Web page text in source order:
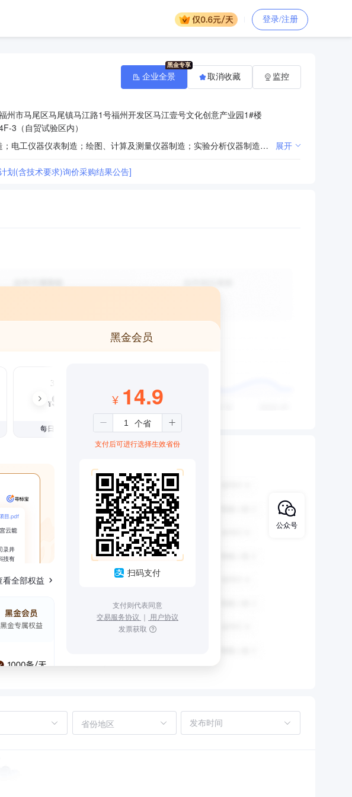
登录/注册
州市马尾区马尾镇马江路1号福州开发区马江壹号文化创意产业园1#楼
3（自贸试验区内）
智能仪器仪表制造；工业机器人工作站；其他未列明的工业自动控制系统装置制造；电工仪器仪表制造；绘图、计算及测量仪器制造；实验分析仪器制造；供应用仪器仪表制造；其他未列明的通用仪器制造；环境监测专用仪器仪表制造；教学专用仪器制造；光学仪器制造；其他未列明的仪器仪表制造；电子元器件与机电组件设备制造；其他电子工业专用设备制造；环境保护专用设备制造；电气信号设备装置制造；其他未列明电气机械及器材制造；工业控制计算机及系统制造；信息安全设备制造；物联网设备制造；雷达及配套设备制造；集成电路制造；电子电路制造；电气设备修理；仪器仪表修理；其他未列明的机械和设备修理业；水利水电机电安装工程专业承包相应资质等级承包工程范围的工程施工；电力工程施工总承包相应资质等级承包工程范围的工程施工；环保工程专业承包相应资质等级承包工程范围的工程施工；建筑机电安装工程专业承包相应资质等级承包工程范围的工程施工；机电工程施工总承包相应资质等级承包工程范围的工程施工；电子与智能化工程专业承包相应资质等级承包工程范围的工程施工；基础软件开发；网络与信息安全软件开发；应用软件开发；智能化管理系统开发应用；自动识别和标识系统开发及应用；可视化与货物跟踪系统开发及应用；货物自动分拣系统开发及应用；智能控制系统集成；物联网技术服务；信息技术咨询服务；集成电路设计；电子、通信与自动控制技术研究服务；计算机科学技术研究服务；环境科学技术研究服务；环境保护监测；电气设备批发；计算机、软件及辅助设备批发；网络与信息安全硬件销售；智能输配电及控制设备销售；计算机、软件及辅助设备零售。（依法须经批准的项目，经相关部门批准后方可开展经营活动） 展开
划(含技术要求)询价采购结果公告]
企业全景 取消收藏 监控
黑金会员
3个月
¥99
每日仅1.08元
看全部权益
¥ 14.9
支付后可进行选择生效省份
扫码支付
支付则代表同意
交易服务协议 ｜ 用户协议
发票获取
省份地区
公众号